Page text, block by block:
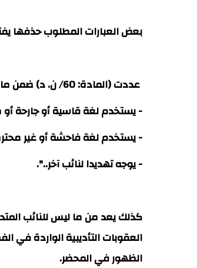
بعض العبارات المطلوب حذفها
عددت (المادة: 60/ ن. د) ضمن ما ليس للنائب المتدخل: "أن...
- يستخدم لغة قاسية أو جارحة
- يستخدم لغة فاحشة أو غير
- يوجه تهديدا لنائب آخر..".
كذلك يعد من ما ليس للنائب
العقوبات التأديبية الواردة في
الظهور في المحضر.